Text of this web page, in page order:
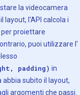
la videocamera
layout, l'API calcola i
proiettare
puoi utilizzare l'
padding) in
subito il layout,
argomenti che passi.